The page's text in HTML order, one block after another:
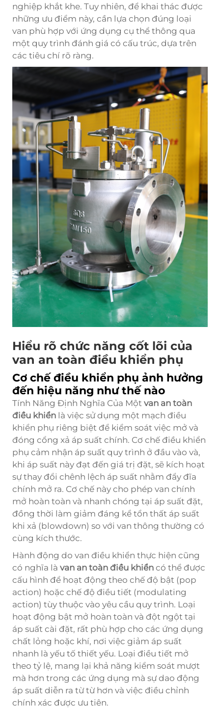
nghiệp khắt khe. Tuy nhiên, để khai thác được
những ưu điểm này, cần lựa chọn đúng loại
van phù hợp với ứng dụng cụ thể thông qua
một quy trình đánh giá có cấu trúc, dựa trên
các tiêu chí rõ ràng.
Hiểu rõ chức năng cốt lõi của
van an toàn điều khiển phụ
Cơ chế điều khiển phụ ảnh hưởng
đến hiệu năng như thế nào
Tính Năng Định Nghĩa Của Một van an toàn
điều khiển là việc sử dụng một mạch điều
khiển phụ riêng biệt để kiểm soát việc mở và
đóng cổng xả áp suất chính. Cơ chế điều khiển
phụ cảm nhận áp suất quy trình ở đầu vào và,
khi áp suất này đạt đến giá trị đặt, sẽ kích hoạt
sự thay đổi chênh lệch áp suất nhằm đẩy đĩa
chính mở ra. Cơ chế này cho phép van chính
mở hoàn toàn và nhanh chóng tại áp suất đặt,
đồng thời làm giảm đáng kể tổn thất áp suất
khi xả (blowdown) so với van thông thường có
cùng kích thước.
Hành động do van điều khiển thực hiện cũng
có nghĩa là van an toàn điều khiển có thể được
cấu hình để hoạt động theo chế độ bật (pop
action) hoặc chế độ điều tiết (modulating
action) tùy thuộc vào yêu cầu quy trình. Loại
hoạt động bật mở hoàn toàn và đột ngột tại
áp suất cài đặt, rất phù hợp cho các ứng dụng
chất lỏng hoặc khí, nơi việc giảm áp suất
nhanh là yếu tố thiết yếu. Loại điều tiết mở
theo tỷ lệ, mang lại khả năng kiểm soát mượt
mà hơn trong các ứng dụng mà sự dao động
áp suất diễn ra từ từ hơn và việc điều chỉnh
chính xác được ưu tiên.